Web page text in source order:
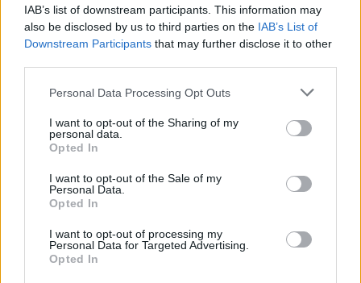
IAB’s list of downstream participants. This information may
also be disclosed by us to third parties on the IAB’s List of
Downstream Participants that may further disclose it to other
Personal Data Processing Opt Outs
I want to opt-out of the Sharing of my
personal data.
Opted In
I want to opt-out of the Sale of my
Personal Data.
Opted In
I want to opt-out of processing my
Personal Data for Targeted Advertising.
Opted In
ενδείξεις ότι ο αυνανισμός μπορεί να σας
βοηθήσει να διατηρήσετε μια υγιή σεξουαλική
ορμή και με γενική σεξουαλική ευεξία.
Βέβαια ο αυνανισμός
και δεν θέλουν καθόλου να
αυτοϊκανοποιούνται.
Ο αυνανισμόςθεωρείται αμαρτία